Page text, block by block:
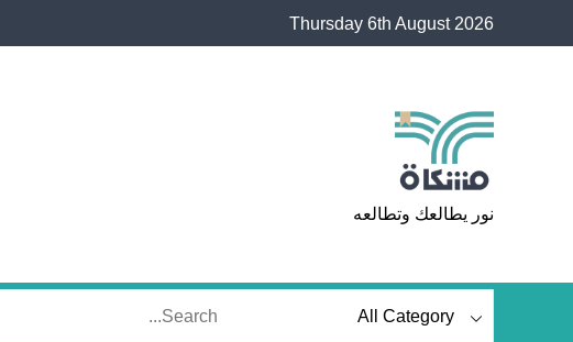
Thursday 6th August 2026
مشكاة
نور يطالعك وتطالعه